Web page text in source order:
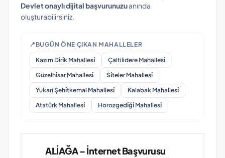
Devlet onaylı dijital başvurunuzuanında
oluşturabilirsiniz.
📍 BUGÜN ÖNE ÇIKAN MAHALLELER
Kazim Di̇ri̇k Mahallesi̇
Çaltilidere Mahallesi̇
Güzelhi̇sar Mahallesi̇
Si̇teler Mahallesi̇
Yukari Şehi̇tkemal Mahallesi̇
Kalabak Mahallesi̇
Atatürk Mahallesi̇
Horozgedi̇ği̇ Mahallesi̇
ALİAĞA – İnternet Başvurusu